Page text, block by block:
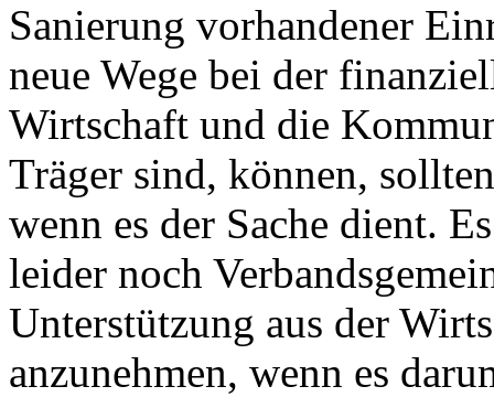
Sanierung vorhandener
neue Wege bei der
Wirtschaft und die
Träger sind, können,
wenn es der Sache dient.
leider noch
Unterstützung aus der
anzunehmen, wenn es